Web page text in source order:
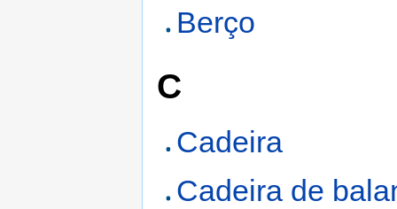
Berço
C
Cadeira
Cadeira de